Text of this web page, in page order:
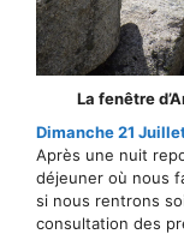
La fenêtre
Dimanche 21
Après une nuit
déjeuner où nous
si nous rentrons
consultation des